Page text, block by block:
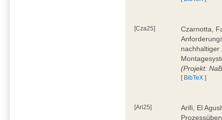
[Cza25]
Czarnotta,
nachhaltiger
(Projekt:
[ BibTeX ]
[Ari25]
Arifi, El